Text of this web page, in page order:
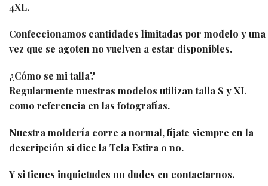
4XL.
Confeccionamos cantidades limitadas por modelo y una
vez que se agoten no vuelven a estar disponibles.
¿Cómo se mi talla?
Regularmente nuestras modelos utilizan talla S y XL
como referencia en las fotografías.
Nuestra moldería corre a normal, fíjate siempre en la
descripción si dice la Tela Estira o no.
Y si tienes inquietudes no dudes en contactarnos.